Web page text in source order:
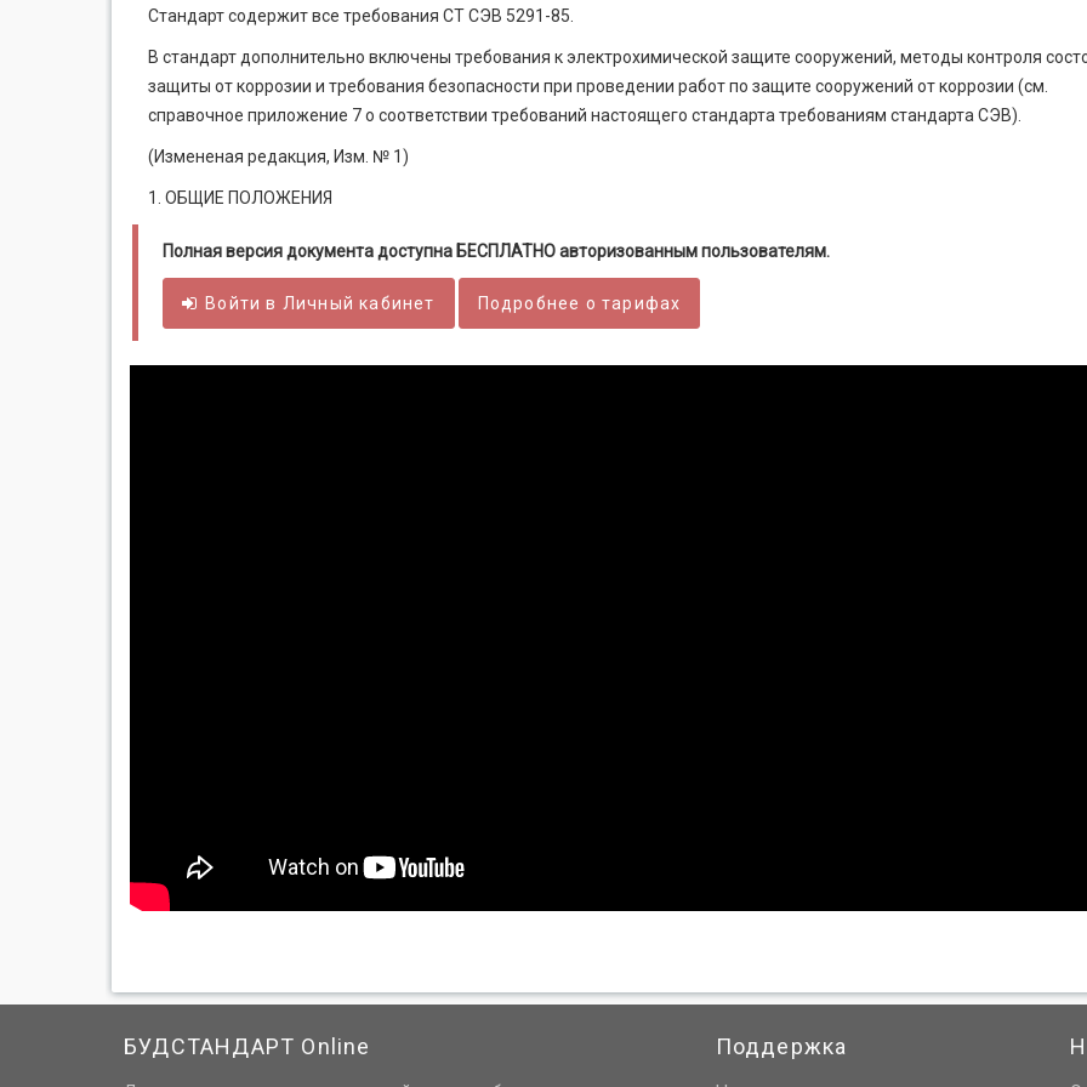
Стандарт содержит все требования СТ СЭВ 5291-85.
В стандарт дополнительно включены требования к электрохимической защите сооружений, методы контроля
защиты от коррозии и требования безопасности при проведении работ по защите сооружений от коррозии (см.
справочное приложение 7 о соответствии требований настоящего стандарта требованиям стандарта СЭВ).
(Измененая редакция, Изм. № 1)
1. ОБЩИЕ ПОЛОЖЕНИЯ
Полная версия документа доступна БЕСПЛАТНО авторизованным пользователям.
Войти в Личный кабинет Подробнее о тарифах
БУДСТАНДАРТ Online Поддержка